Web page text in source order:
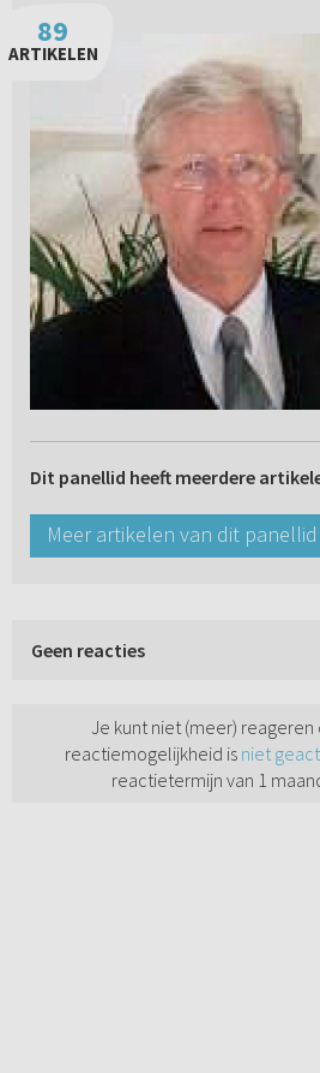
89
ARTIKELEN
Dit panellid heeft meerdere
Meer artikelen van dit panellid
Geen reacties
Je kunt niet (meer) reageren
reactiemogelijkheid is niet
reactietermijn van 1